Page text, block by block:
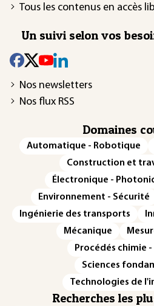
Tous les contenus en accès
Un suivi selon vos
Nos newsletters
Nos flux RSS
Domaines
Automatique - Robotique
Construction et
Électronique -
Environnement - Sécurité
Ingénierie des transports
Mécanique
Procédés chimie
Sciences
Technologies de
Recherches les